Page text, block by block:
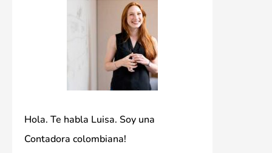
Hola. Te habla Luisa. Soy una
Contadora colombiana!